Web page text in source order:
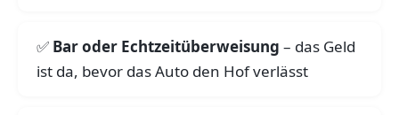
Bar oder Echtzeitüberweisung – das Geld
ist da, bevor das Auto den Hof verlässt